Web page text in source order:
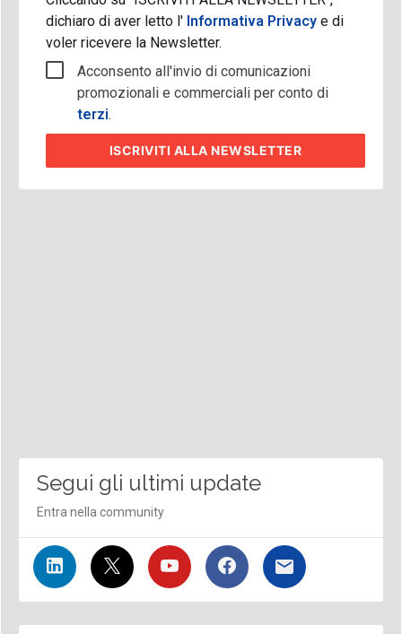
dichiaro di aver letto l'Informativa Privacy e di
voler ricevere la Newsletter.
Acconsento all'invio di comunicazioni
promozionali e commerciali per conto di
terzi.
ISCRIVITI ALLA NEWSLETTER
Segui gli ultimi update
Entra nella community